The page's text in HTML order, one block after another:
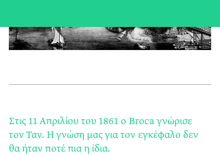
Στις 11 Απριλίου του 1861 ο Broca γνώρισε
τον Ταν. Η γνώση μας για τον εγκέφαλο δεν
θα ήταν ποτέ πια η ίδια.